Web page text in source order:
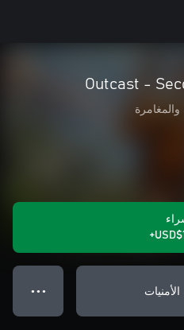
Outcast -
والمغامرة
● ● ●